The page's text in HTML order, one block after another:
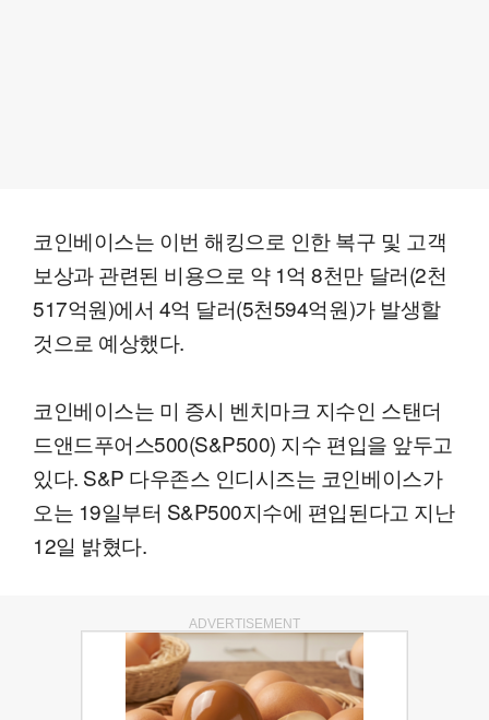
코인베이스는 이번 해킹으로 인한 복구 및 고객
보상과 관련된 비용으로 약 1억 8천만 달러(2천
517억원)에서 4억 달러(5천594억원)가 발생할
것으로 예상했다.
코인베이스는 미 증시 벤치마크 지수인 스탠더
드앤드푸어스500(S&P500) 지수 편입을 앞두고
있다. S&P 다우존스 인디시즈는 코인베이스가
오는 19일부터 S&P500지수에 편입된다고 지난
12일 밝혔다.
ADVERTISEMENT